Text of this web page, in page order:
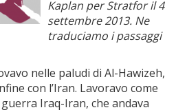
Kaplan per Stratfor il 4
settembre 2013. Ne
traduciamo i passaggi
nelle paludi di Al-Hawizeh,
con l’Iran. Lavoravo come
Iraq-Iran, che andava